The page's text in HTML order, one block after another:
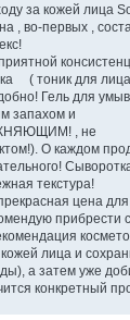
за кожей лица
, во-первых ,
( тоник для
Гель для
запахом и
, не
О каждом
текстура!
цена для
прибрести
лица и
а затем уже
конкретный